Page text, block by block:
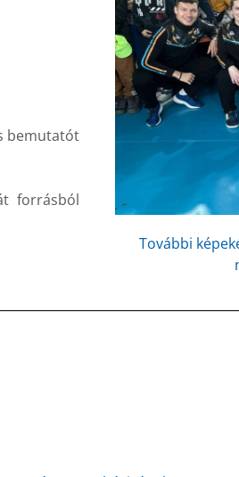
bemutatót
forrásból
További